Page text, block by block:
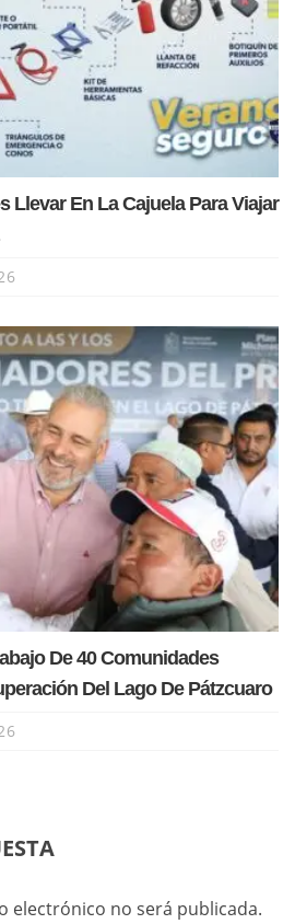
Llevar En La Cajuela Para Viajar
De 40 Comunidades
Del Lago De Pátzcuaro
electrónico no será publicada.